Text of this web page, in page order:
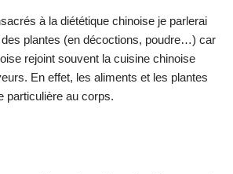
à la diététique chinoise je parlerai
des plantes (en décoctions, poudre…) car
rejoint souvent la cuisine chinoise
En effet, les aliments et les plantes
particulière au corps.